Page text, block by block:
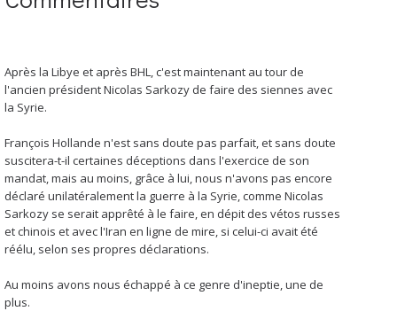
Après la Libye et après BHL, c'est maintenant au tour de
l'ancien président Nicolas Sarkozy de faire des siennes avec
la Syrie.
François Hollande n'est sans doute pas parfait, et sans doute
suscitera-t-il certaines déceptions dans l'exercice de son
mandat, mais au moins, grâce à lui, nous n'avons pas encore
déclaré unilatéralement la guerre à la Syrie, comme Nicolas
Sarkozy se serait apprêté à le faire, en dépit des vétos russes
et chinois et avec l'Iran en ligne de mire, si celui-ci avait été
réélu, selon ses propres déclarations.
Au moins avons nous échappé à ce genre d'ineptie, une de
plus.